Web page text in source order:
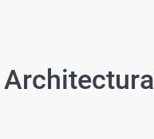
Architectural